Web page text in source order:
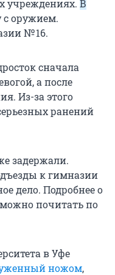
учреждениях. В
с оружием.
№ 16.
сначала
а после
Из-за этого
ранений
задержали.
к гимназии
дело. Подробнее о
почитать по
в Уфе
ножом,